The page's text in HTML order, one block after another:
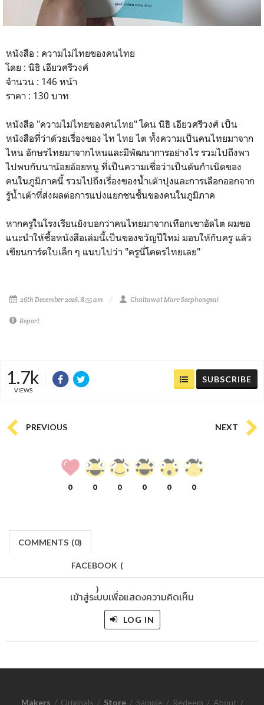
หนังสือ : ความไม่ไทยของคนไทย
โดย : นิธิ เอียวศรีวงศ์
จำนวน : 146 หน้า
ราคา : 130 บาท
หนังสือ "ความไม่ไทยของคนไทย" โดน นิธิ เอียวศรีวงศ์ เป็น
หนังสือที่ว่าด้วยเรื่องของ ไท ไทย ไต ทั้งความเป็นคนไทยมาจาก
ไหน อักษรไทยมาจากไหนและมีพัฒนาการอย่างไร รวมไปถึงพา
ไปพบกับนาน้อยอ้อยหนู ที่เป็นความเชื่อว่าเป็นต้นกำเนิดของ
คนในภูมิภาคนี้ รวมไปถึงเรื่องของน้ำเต้าปุงและการเลือกออกจาก
รู้น้ำเต้าที่ส่งผลต่อการแบ่งแยกชนชั้นของคนในภูมิภาค
หากครูในโรงเรียนยังบอกว่าคนไทยมาจากเทือกเขาอัลไต ผมขอ
แนะนำให้ซื้อหนังสือเล่มนี้เป็นของขวัญปีใหม่ มอบให้กับครู แล้ว
เขียนการ์ดใบเล็ก ๆ แนบไปว่า "ครูนี่โคตรไทยเลย"
26th December 2016, 8:55 am Chaitawat Marc Seephongsai
Report
1.7k
VIEWS
SUBSCRIBE
PREVIOUS NEXT
0 0 0 0 0 0
COMMENTS (0)
FACEBOOK (
)
เข้าสู่ระบบเพื่อแสดงความคิดเห็น
LOG IN
Makers / Originals / Store / Sample / Redeem / About /